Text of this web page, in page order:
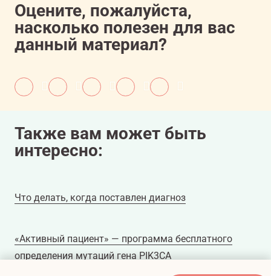
Оцените, пожалуйста,
насколько полезен для вас
данный материал?
Также вам может быть
интересно:
Что делать, когда поставлен диагноз
«Активный пациент» — программа бесплатного
определения мутаций гена PIK3CA